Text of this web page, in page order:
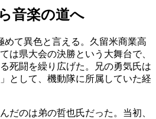
音楽の道へ
めて異色と言える。久留米商業高
は県大会の決勝という大舞台で、
死闘を繰り広げた。兄の勇気氏は
として、機動隊に所属していた経
だのは弟の哲也氏だった。当初、